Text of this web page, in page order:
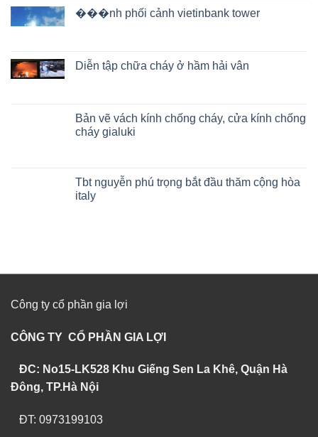
���nh phối cảnh vietinbank tower
Diễn tập chữa cháy ở hầm hải vân
Bản vẽ vách kính chống cháy, cửa kính chống
cháy gialuki
Tbt nguyễn phú trọng bắt đầu thăm cộng hòa
italy
Công ty cổ phần gia lợi
CÔNG TY CỔ PHẦN GIA LỢI
ĐC: No15-LK528 Khu Giếng Sen La Khê, Quận Hà
Đông, TP.Hà Nội
ĐT: 0973199103